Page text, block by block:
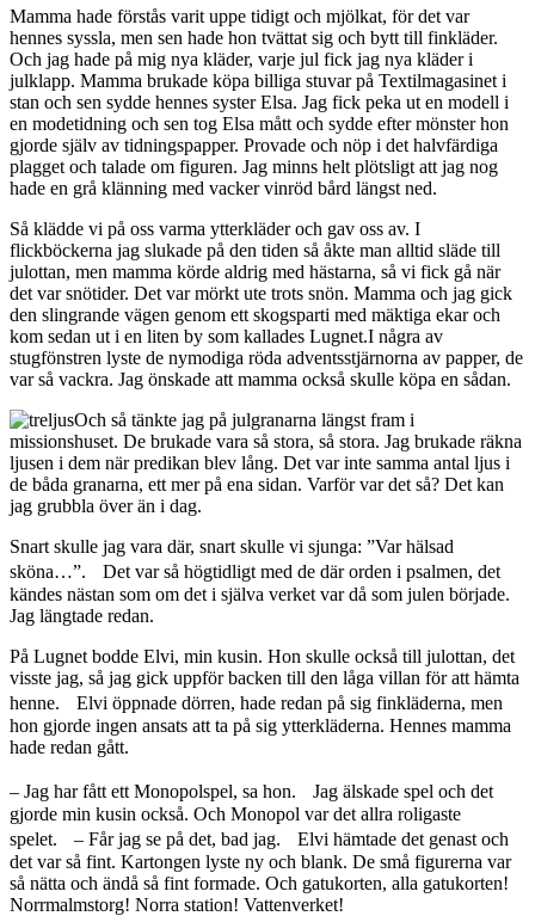
Mamma hade förstås varit uppe tidigt och mjölkat, för det var
hennes syssla, men sen hade hon tvättat sig och bytt till finkläder.
Och jag hade på mig nya kläder, varje jul fick jag nya kläder i
julklapp. Mamma brukade köpa billiga stuvar på Textilmagasinet i
stan och sen sydde hennes syster Elsa. Jag fick peka ut en modell i
en modetidning och sen tog Elsa mått och sydde efter mönster hon
gjorde själv av tidningspapper. Provade och nöp i det halvfärdiga
plagget och talade om figuren. Jag minns helt plötsligt att jag nog
hade en grå klänning med vacker vinröd bård längst ned.
Så klädde vi på oss varma ytterkläder och gav oss av. I
flickböckerna jag slukade på den tiden så åkte man alltid släde till
julottan, men mamma körde aldrig med hästarna, så vi fick gå när
det var snötider. Det var mörkt ute trots snön. Mamma och jag gick
den slingrande vägen genom ett skogsparti med mäktiga ekar och
kom sedan ut i en liten by som kallades Lugnet.I några av
stugfönstren lyste de nymodiga röda adventsstjärnorna av papper, de
var så vackra. Jag önskade att mamma också skulle köpa en sådan.
Och så tänkte jag på julgranarna längst fram i
missionshuset. De brukade vara så stora, så stora. Jag brukade räkna
ljusen i dem när predikan blev lång. Det var inte samma antal ljus i
de båda granarna, ett mer på ena sidan. Varför var det så? Det kan
jag grubbla över än i dag.
Snart skulle jag vara där, snart skulle vi sjunga: ”Var hälsad
sköna…”. Det var så högtidligt med de där orden i psalmen, det
kändes nästan som om det i själva verket var då som julen började.
Jag längtade redan.
På Lugnet bodde Elvi, min kusin. Hon skulle också till julottan, det
visste jag, så jag gick uppför backen till den låga villan för att hämta
henne. Elvi öppnade dörren, hade redan på sig finkläderna, men
hon gjorde ingen ansats att ta på sig ytterkläderna. Hennes mamma
hade redan gått.
– Jag har fått ett Monopolspel, sa hon. Jag älskade spel och det
gjorde min kusin också. Och Monopol var det allra roligaste
spelet. – Får jag se på det, bad jag. Elvi hämtade det genast och
det var så fint. Kartongen lyste ny och blank. De små figurerna var
så nätta och ändå så fint formade. Och gatukorten, alla gatukorten!
Norrmalmstorg! Norra station! Vattenverket!